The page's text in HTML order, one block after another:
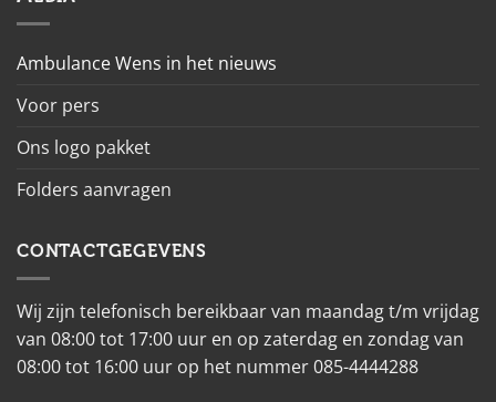
Ambulance Wens in het nieuws
Voor pers
Ons logo pakket
Folders aanvragen
CONTACTGEGEVENS
Wij zijn telefonisch bereikbaar van maandag t/m vrijdag
van 08:00 tot 17:00 uur en op zaterdag en zondag van
08:00 tot 16:00 uur op het nummer 085-4444288